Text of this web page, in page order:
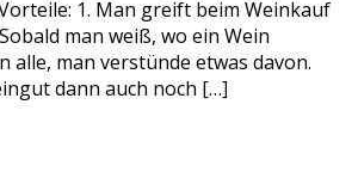
1. Man greift beim Weinkauf
man weiß, wo ein Wein
alle, man verstünde etwas davon.
dann auch noch […]